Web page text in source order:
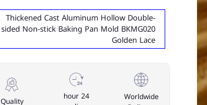
Thickened Cast Aluminum Hollow Double-
sided Non-stick Baking Pan Mold BKMG020
Golden Lace
Worldwide
24 hour
Quality